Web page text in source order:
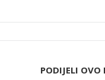
PODIJELI OVO